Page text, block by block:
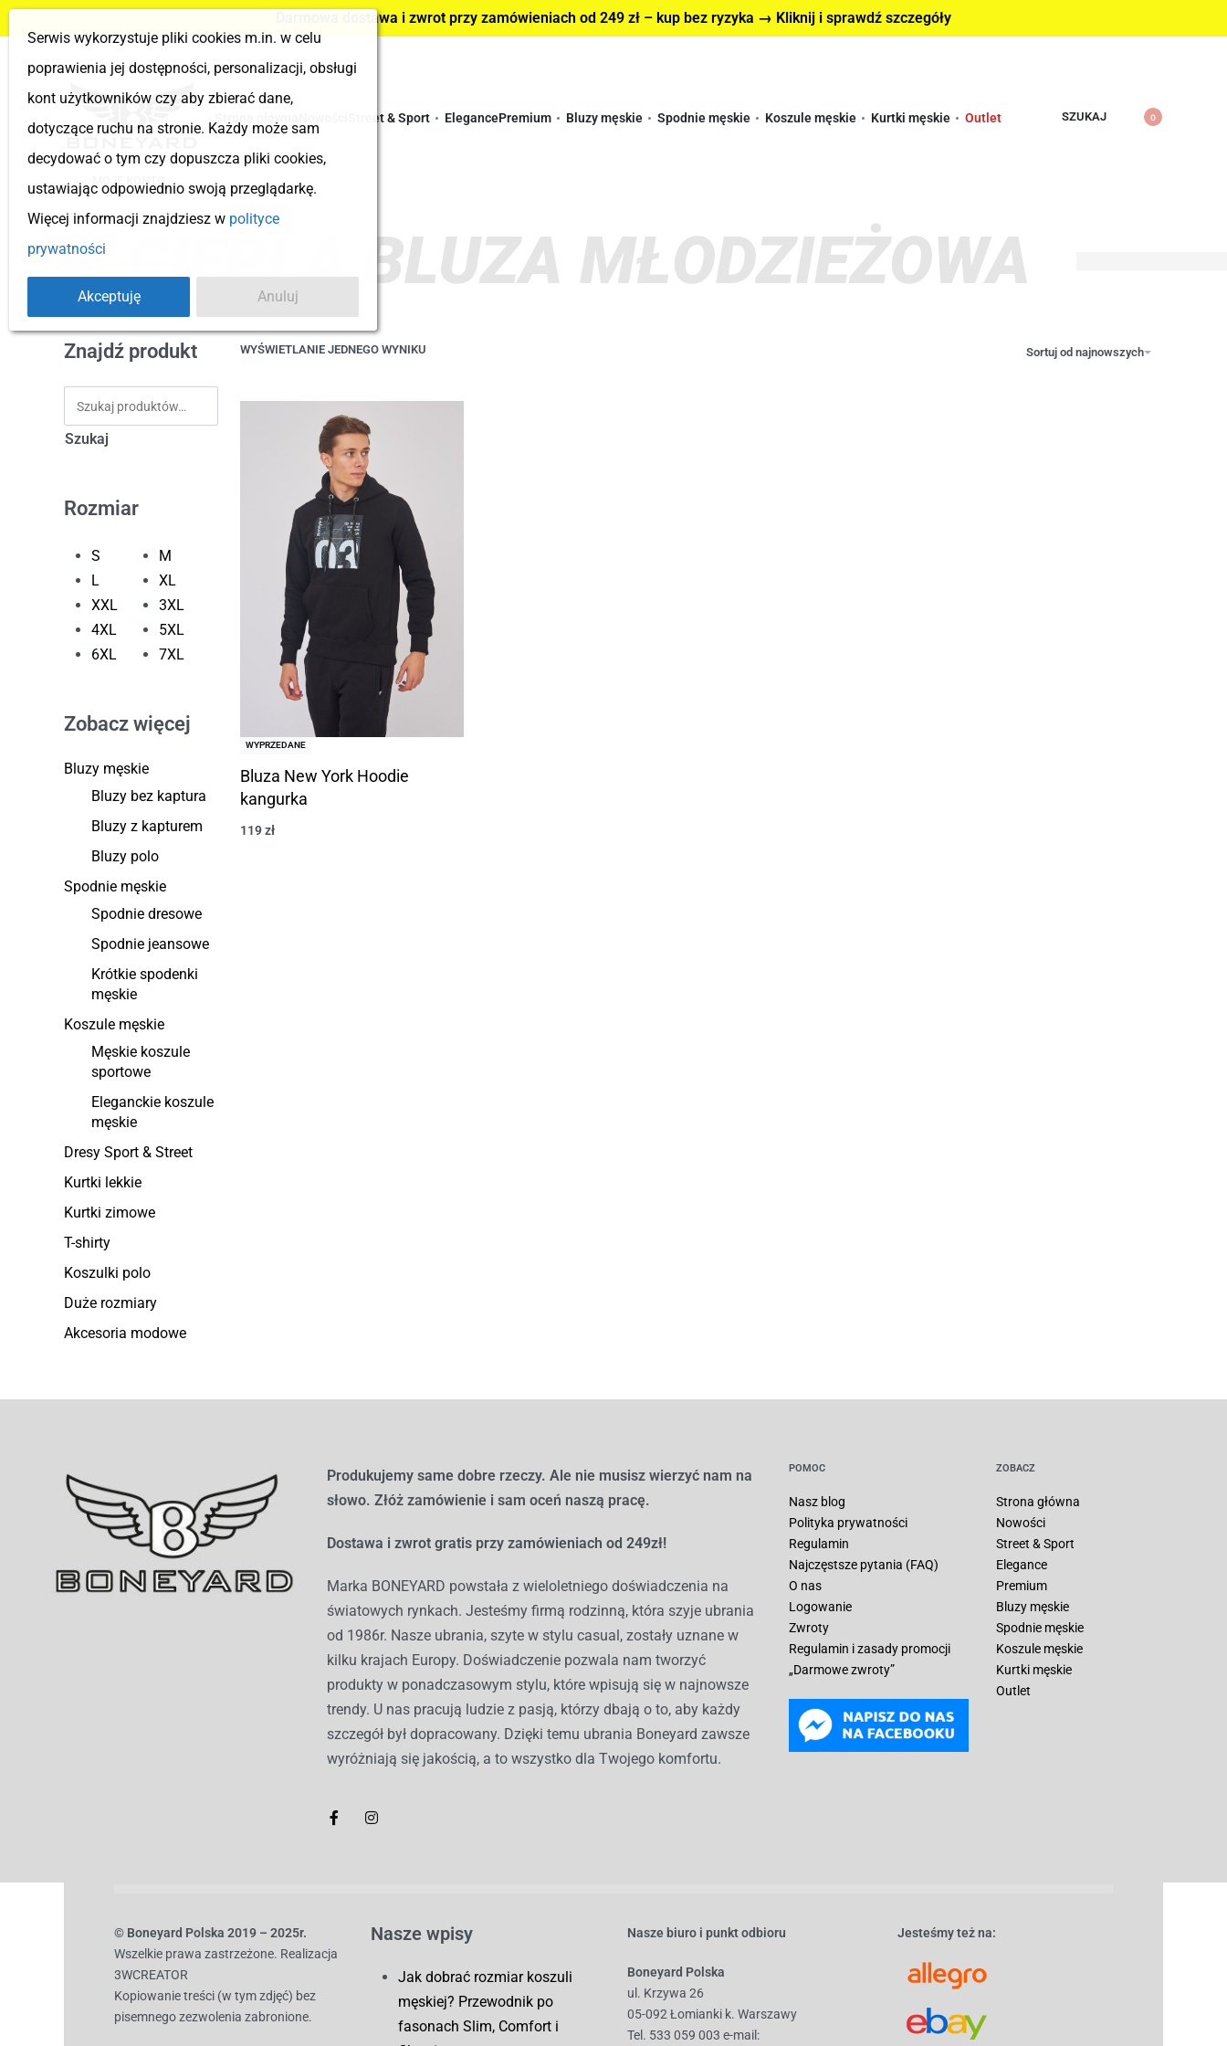
Darmowa dostawa i zwrot przy zamówieniach od 249 zł – kup bez ryzyka → Kliknij i sprawdź szczegóły
Street & Sport ElegancePremium Bluzy męskie Spodnie męskie Koszule męskie Kurtki męskie Outlet SZUKAJ 0
MOJE KONTO
CIEPŁA BLUZA MŁODZIEŻOWA
Znajdź produkt
Szukaj
Rozmiar
S
M
L
XL
XXL
3XL
4XL
5XL
6XL
7XL
Zobacz więcej
Bluzy męskie
Bluzy bez kaptura
Bluzy z kapturem
Bluzy polo
Spodnie męskie
Spodnie dresowe
Spodnie jeansowe
Krótkie spodenki
męskie
Koszule męskie
Męskie koszule
sportowe
Eleganckie koszule
męskie
Dresy Sport & Street
Kurtki lekkie
Kurtki zimowe
T-shirty
Koszulki polo
Duże rozmiary
Akcesoria modowe
WYŚWIETLANIE JEDNEGO WYNIKU Sortuj od najnowszych
WYPRZEDANE
Bluza New York Hoodie
kangurka
119zł
Produkujemy same dobre rzeczy. Ale nie musisz wierzyć nam na
słowo. Złóż zamówienie i sam oceń naszą pracę.
Dostawa i zwrot gratis przy zamówieniach od 249zł!
Marka BONEYARD powstała z wieloletniego doświadczenia na
światowych rynkach. Jesteśmy firmą rodzinną, która szyje ubrania
od 1986r. Nasze ubrania, szyte w stylu casual, zostały uznane w
kilku krajach Europy. Doświadczenie pozwala nam tworzyć
produkty w ponadczasowym stylu, które wpisują się w najnowsze
trendy. U nas pracują ludzie z pasją, którzy dbają o to, aby każdy
szczegół był dopracowany. Dzięki temu ubrania Boneyard zawsze
wyróżniają się jakością, a to wszystko dla Twojego komfortu.
POMOC
Nasz blog
Polityka prywatności
Regulamin
Najczęstsze pytania (FAQ)
O nas
Logowanie
Zwroty
Regulamin i zasady promocji
„Darmowe zwroty”
ZOBACZ
Strona główna
Nowości
Street & Sport
Elegance
Premium
Bluzy męskie
Spodnie męskie
Koszule męskie
Kurtki męskie
Outlet
© Boneyard Polska 2019 – 2025r.
Wszelkie prawa zastrzeżone. Realizacja
3WCREATOR
Kopiowanie treści (w tym zdjęć) bez
pisemnego zezwolenia zabronione.
Nasze wpisy
Jak dobrać rozmiar koszuli
męskiej? Przewodnik po
fasonach Slim, Comfort i
Nasze biuro i punkt odbioru
Boneyard Polska
ul. Krzywa 26
05-092 Łomianki k. Warszawy
Tel. 533 059 003 e-mail:
Jesteśmy też na:
Serwis wykorzystuje pliki cookies m.in. w celu
poprawienia jej dostępności, personalizacji, obsługi
kont użytkowników czy aby zbierać dane,
dotyczące ruchu na stronie. Każdy może sam
decydować o tym czy dopuszcza pliki cookies,
ustawiając odpowiednio swoją przeglądarkę.
Więcej informacji znajdziesz w polityce
prywatności
Akceptuję Anuluj